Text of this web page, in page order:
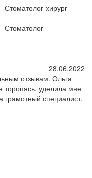
хирург
Стоматолог-
28.06.2022
отзывам. Ольга
торопясь, уделила мне
грамотный специалист,